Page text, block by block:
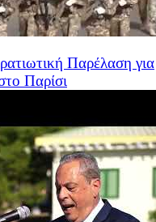
Παρέλαση για
Παρίσι